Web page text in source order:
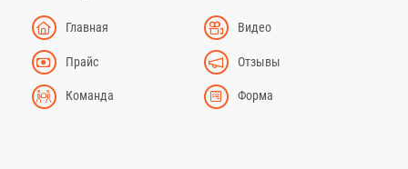
Главная Видео
Прайс Отзывы
Команда Форма